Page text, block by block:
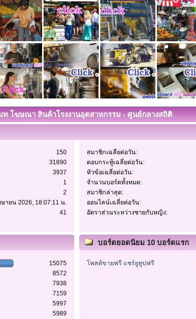
ท โฆษณา สินค้าโรงงานอุตสาหกรรม - ศูนย์กลางสถิติ
150
31890
3937
1
2
ายน 2026, 18:07:11 น.
41
สมาชิกเฉลี่ยต่อวัน:
ตอบกระทู้เฉลี่ยต่อวัน:
หัวข้อเฉลี่ยต่อวัน:
จำนวนบอร์ดทั้งหมด:
สมาชิกล่าสุด:
ออนไลน์เฉลี่ยต่อวัน:
อัตราส่วนระหว่างชายกับหญิง:
15075
8572
7938
7159
5997
5989
บอร์ดยอดนิยม 10 บอร์ดแรก
โพสต์ขายฟรี แชร์ยูทูปฟรี